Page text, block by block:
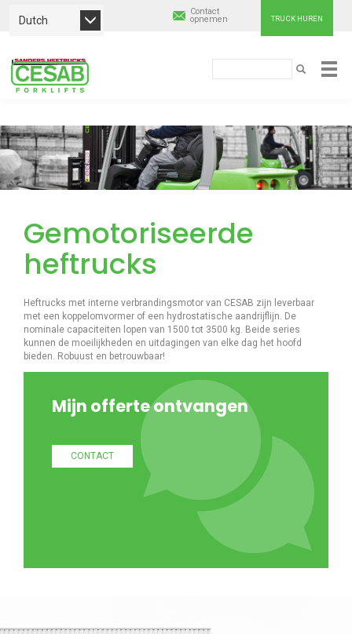
Overslaan
en
naar
de
inhoud
Dutch TRUCK HUREN
Contact
opnemen
ZOEKEN
Cesab
Material
Handling
Europe
Gemotoriseerde
heftrucks
Heftrucks met interne verbrandingsmotor van CESAB zijn leverbaar
met een koppelomvormer of een hydrostatische aandrijflijn. De
nominale capaciteiten lopen van 1500 tot 3500 kg. Beide series
kunnen de moeilijkheden en uitdagingen van elke dag het hoofd
bieden. Robuust en betrouwbaar!
Mijn offerte ontvangen
CONTACT